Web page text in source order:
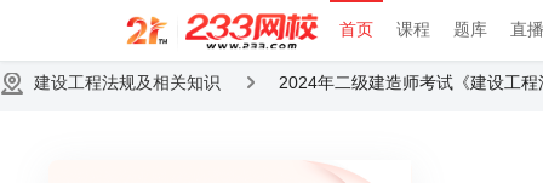
首页 课程 题库 直
建设工程法规及相关知识 2024年二级建造师考试《建设工